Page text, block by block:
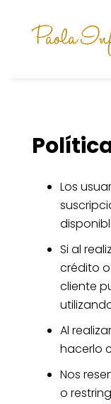
Los
Si al
crédito
cliente
Al
hacerlo
Nos
o